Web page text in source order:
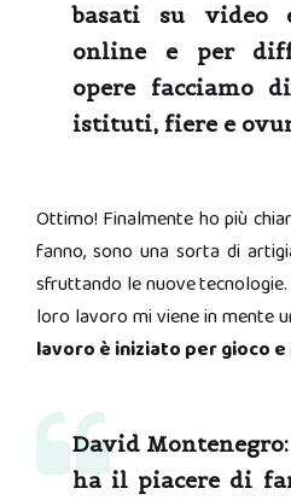
basati su
online e per
opere facciamo
istituti, fiere e
Ottimo! Finalmente ho più
fanno, sono una sorta di
sfruttando le nuove
loro lavoro mi viene in mente
lavoro è iniziato per gioco
David Montenegro:
ha il piacere di